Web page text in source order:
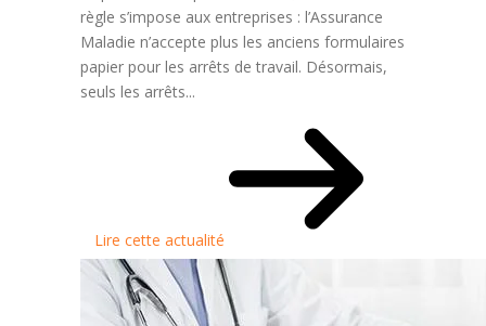
règle s’impose aux entreprises : l’Assurance
Maladie n’accepte plus les anciens formulaires
papier pour les arrêts de travail. Désormais,
seuls les arrêts...
Lire cette actualité